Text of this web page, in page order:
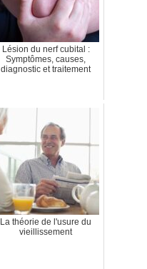
Lésion du nerf cubital :
Symptômes, causes,
diagnostic et traitement
La théorie de l'usure du
vieillissement